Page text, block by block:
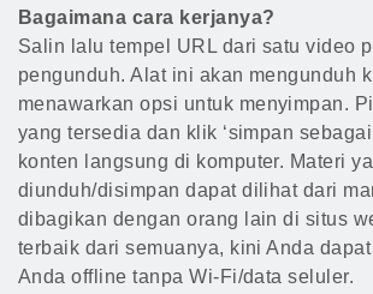
Bagaimana cara kerjanya?
Salin lalu tempel URL dari satu video
pengunduh. Alat ini akan mengunduh
menawarkan opsi untuk menyimpan.
yang tersedia dan klik ‘simpan
konten langsung di komputer. Materi
diunduh/disimpan dapat dilihat dari
dibagikan dengan orang lain di situs
terbaik dari semuanya, kini Anda
Anda offline tanpa Wi-Fi/data seluler.